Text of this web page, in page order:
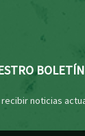
BOLETÍN
noticias